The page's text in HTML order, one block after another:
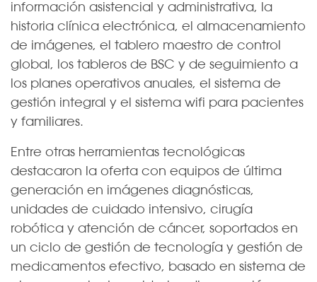
información asistencial y administrativa, la
historia clínica electrónica, el almacenamiento
de imágenes, el tablero maestro de control
global, los tableros de BSC y de seguimiento a
los planes operativos anuales, el sistema de
gestión integral y el sistema wifi para pacientes
y familiares.
Entre otras herramientas tecnológicas
destacaron la oferta con equipos de última
generación en imágenes diagnósticas,
unidades de cuidado intensivo, cirugía
robótica y atención de cáncer, soportados en
un ciclo de gestión de tecnología y gestión de
medicamentos efectivo, basado en sistema de